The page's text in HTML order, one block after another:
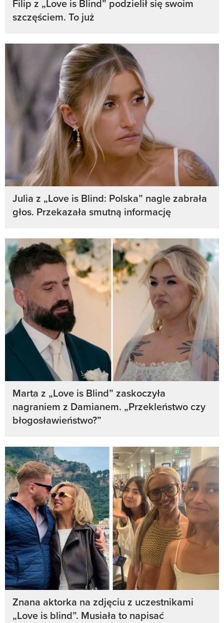
Filip z „Love is Blind” podzielił się swoim
szczęściem. To już
Julia z „Love is Blind: Polska” nagle zabrała
głos. Przekazała smutną informację
Marta z „Love is Blind” zaskoczyła
nagraniem z Damianem. „Przekleństwo czy
błogosławieństwo?”
Znana aktorka na zdjęciu z uczestnikami
„Love is blind”. Musiała to napisać